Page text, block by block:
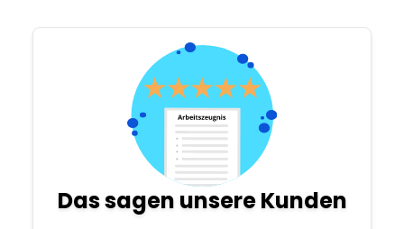
Das sagen unsere Kunden